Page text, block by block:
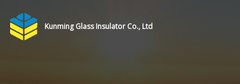
Kunming Glass Insulator Co., Ltd